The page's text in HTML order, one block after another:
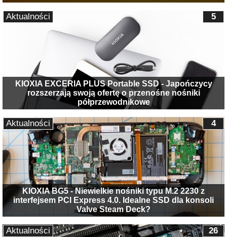
KIOXIA EXCERIA PLUS Portable SSD - Japończycy
rozszerzają swoją ofertę o przenośne nośniki
półprzewodnikowe
5
Aktualności
KIOXIA BG5 - Niewielkie nośniki typu M.2 2230 z
interfejsem PCI Express 4.0. Idealne SSD dla konsoli
Valve Steam Deck?
4
Aktualności
26
Aktualności